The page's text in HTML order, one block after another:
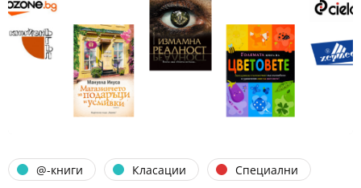
@-книги Класации Специални